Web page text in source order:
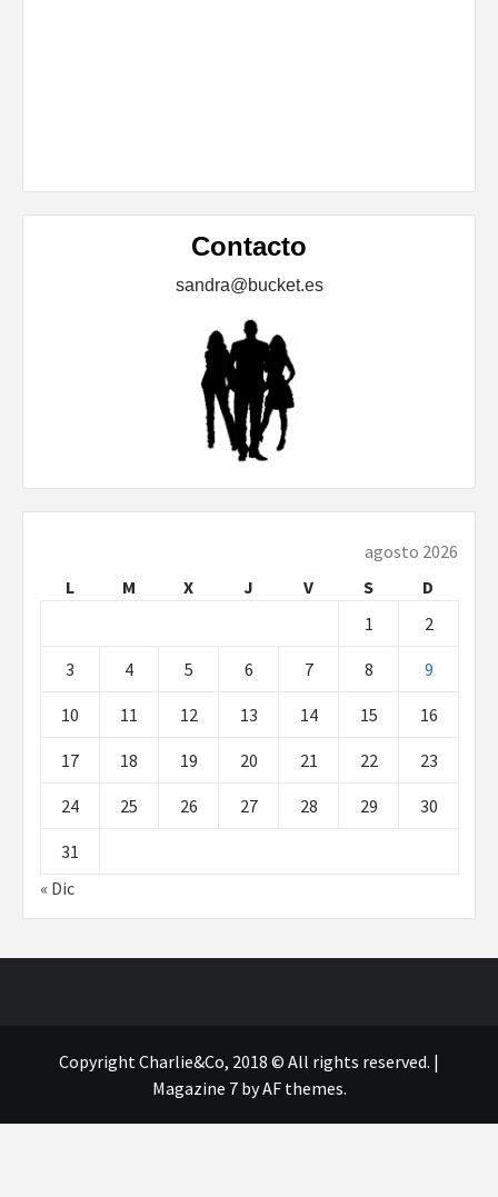
Contacto
sandra@bucket.es
agosto 2026
L
M X J V S
D
1
2
3 4 5 6 7 8 9
10 11 12 13 14 15 16
17 18 19 20 21 22 23
24 25 26 27 28 29 30
31
« Dic
Copyright Charlie&Co, 2018 © All rights reserved. |
Magazine 7by AF themes.